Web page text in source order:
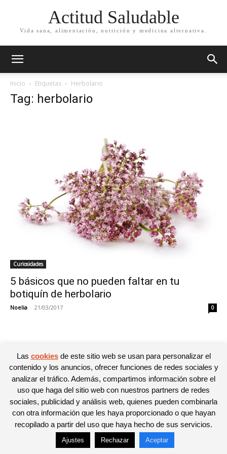
Actitud Saludable
Vida sana, alimentación, nutrición y medicina alternativa.
Inicio Etiquetas Herbolario
Tag: herbolario
Curiosidades
5 básicos que no pueden faltar en tu
botiquín de herbolario
Noelia - 21/03/2017 0
© Newspaper WordPress Theme by TagDiv
Las cookiesde este sitio web se usan para personalizar el
contenido y los anuncios, ofrecer funciones de redes sociales y
analizar el tráfico. Además, compartimos información sobre el
uso que haga del sitio web con nuestros partners de redes
sociales, publicidad y análisis web, quienes pueden combinarla
con otra información que les haya proporcionado o que hayan
recopilado a partir del uso que haya hecho de sus servicios.
Ajustes Rechazar Aceptar